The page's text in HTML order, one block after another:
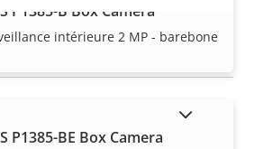
VOIR PLUS
P1385-B Box Camera
intérieure 2 MP - barebone
P1385-BE Box Camera